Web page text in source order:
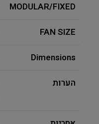
MODULAR/FIXED
FAN SIZE
Dimensions
הערות